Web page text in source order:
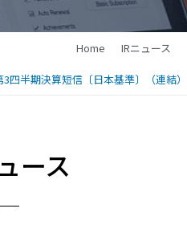
Home IRニュース
四半期決算短信〔日本基準〕（連結）
ース